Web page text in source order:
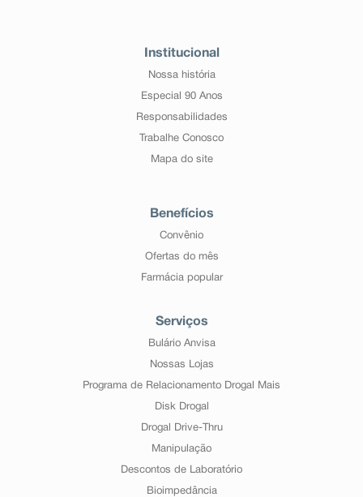
Institucional
Nossa história
Especial 90 Anos
Responsabilidades
Trabalhe Conosco
Mapa do site
Benefícios
Convênio
Ofertas do mês
Farmácia popular
Serviços
Bulário Anvisa
Nossas Lojas
Programa de Relacionamento Drogal Mais
Disk Drogal
Drogal Drive-Thru
Manipulação
Descontos de Laboratório
Bioimpedância